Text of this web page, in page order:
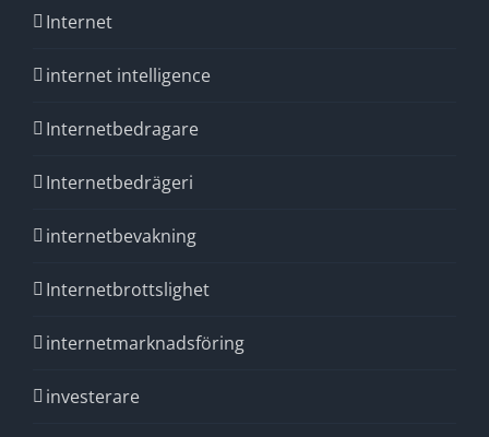
Internet
internet intelligence
Internetbedragare
Internetbedrägeri
internetbevakning
Internetbrottslighet
internetmarknadsföring
investerare